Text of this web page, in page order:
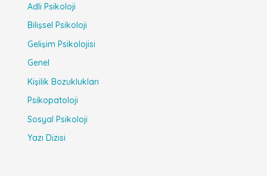
Adli Psikoloji
Bilişsel Psikoloji
Gelişim Psikolojisi
Genel
Kişilik Bozuklukları
Psikopatoloji
Sosyal Psikoloji
Yazı Dizisi